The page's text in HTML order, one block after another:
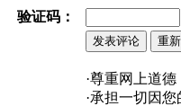
验证码：
·尊重网上道
·承担一切因